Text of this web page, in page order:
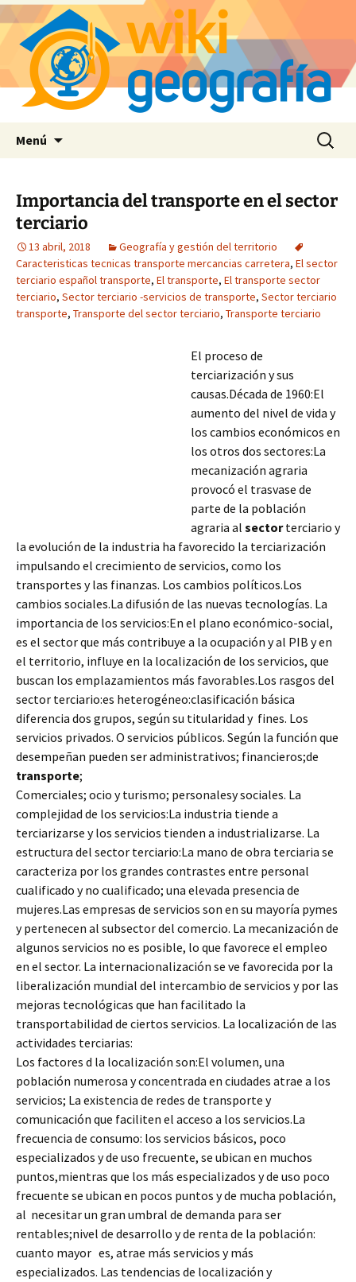
Menú Buscar:
Importancia del transporte en el sector
terciario
13 abril, 2018
Geografía y gestión del territorio
Caracteristicas tecnicas transporte mercancias carretera, El sector
terciario español transporte, El transporte, El transporte sector
terciario, Sector terciario -servicios de transporte, Sector terciario
transporte, Transporte del sector terciario, Transporte terciario
El proceso de
terciarización y sus
causas.Década de 1960:El
aumento del nivel de vida y
los cambios económicos en
los otros dos sectores:La
mecanización agraria
provocó el trasvase de
parte de la población
agraria al sectorterciario y
la evolución de la industria ha favorecido la terciarización
impulsando el crecimiento de servicios, como los
transportes y las finanzas. Los cambios políticos.Los
cambios sociales.La difusión de las nuevas tecnologías. La
importancia de los servicios:En el plano económico-social,
es el sector que más contribuye a la ocupación y al PIB y en
el territorio, influye en la localización de los servicios, que
buscan los emplazamientos más favorables.Los rasgos del
sector terciario:es heterogéneo:clasificación básica
diferencia dos grupos, según su titularidad y fines. Los
servicios privados. O servicios públicos. Según la función que
desempeñan pueden ser administrativos; financieros;de
transporte;
Comerciales; ocio y turismo; personalesy sociales. La
complejidad de los servicios:La industria tiende a
terciarizarse y los servicios tienden a industrializarse. La
estructura del sector terciario:La mano de obra terciaria se
caracteriza por los grandes contrastes entre personal
cualificado y no cualificado; una elevada presencia de
mujeres.Las empresas de servicios son en su mayoría pymes
y pertenecen al subsector del comercio. La mecanización de
algunos servicios no es posible, lo que favorece el empleo
en el sector. La internacionalización se ve favorecida por la
liberalización mundial del intercambio de servicios y por las
mejoras tecnológicas que han facilitado la
transportabilidad de ciertos servicios. La localización de las
actividades terciarias:
Los factores d la localización son:El volumen, una
población numerosa y concentrada en ciudades atrae a los
servicios; La existencia de redes de transporte y
comunicación que faciliten el acceso a los servicios.La
frecuencia de consumo: los servicios básicos, poco
especializados y de uso frecuente, se ubican en muchos
puntos,mientras que los más especializados y de uso poco
frecuente se ubican en pocos puntos y de mucha población,
al necesitar un gran umbral de demanda para ser
rentables;nivel de desarrollo y de renta de la población:
cuanto mayor es, atrae más servicios y más
especializados. Las tendencias de localización y